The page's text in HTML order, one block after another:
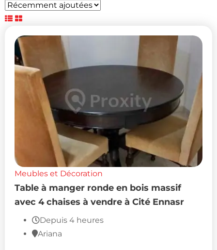
Meubles et Décoration
Table à manger ronde en bois massif
avec 4 chaises à vendre à Cité Ennasr
Depuis 4 heures
Ariana